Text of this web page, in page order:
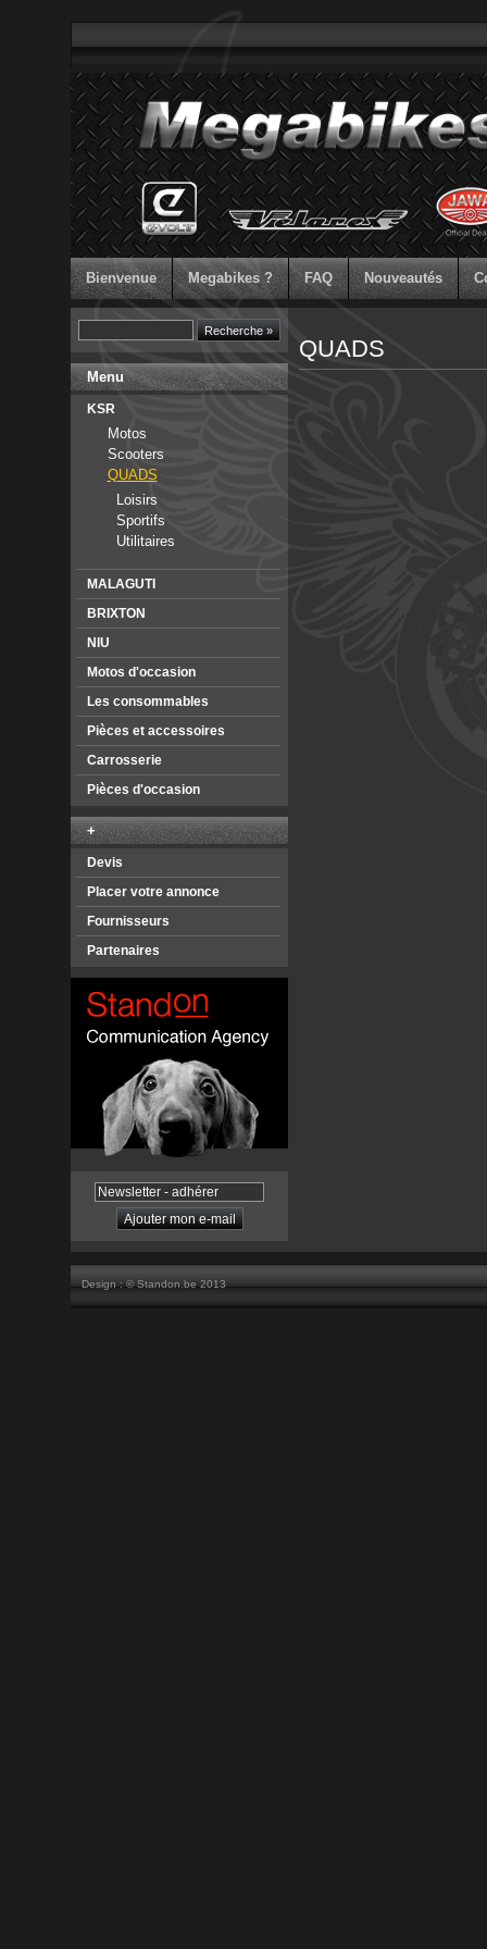
Bienvenue Megabikes ? FAQ Nouveautés
Menu
KSR
Motos
Scooters
QUADS
Loisirs
Sportifs
Utilitaires
MALAGUTI
BRIXTON
NIU
Motos d'occasion
Les consommables
Pièces et accessoires
Carrosserie
Pièces d'occasion
+
Devis
Placer votre annonce
Fournisseurs
Partenaires
QUADS
Design : ©Standon.be 2013